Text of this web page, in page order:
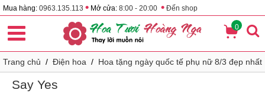
Mua hàng: 0963.135.113 • Mở cửa: 8:00 - 20:00 • Đến shop
0
Trang chủ / Điện hoa / Hoa tặng ngày quốc tế phụ nữ 8/3 đẹp nhất
Say Yes